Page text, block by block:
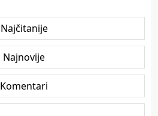
Najčitanije
Najnovije
Komentari